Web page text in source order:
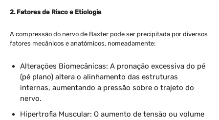
2. Fatores de Risco e Etiologia
A compressão do nervo de Baxter pode ser precipitada por diversos
fatores mecânicos e anatómicos, nomeadamente:
Alterações Biomecânicas: A pronação excessiva do pé
(pé plano) altera o alinhamento das estruturas
internas, aumentando a pressão sobre o trajeto do
nervo.
Hipertrofia Muscular: O aumento de tensão ou volume